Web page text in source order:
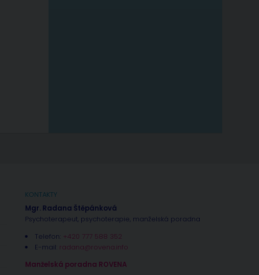
KONTAKTY
Mgr. Radana Štěpánková
Psychoterapeut, psychoterapie, manželská poradna
Telefon: +420 777 588 352
E-mail: radana@rovena.info
Manželská poradna ROVENA